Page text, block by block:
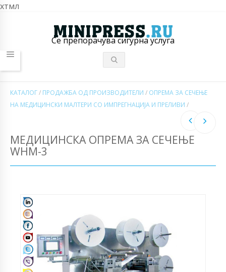
хтмл
Се препорачува сигурна услуга
КАТАЛОГ/ ПРОДАЖБА ОД ПРОИЗВОДИТЕЛИ / ОПРЕМА ЗА СЕЧЕЊЕ
НА МЕДИЦИНСКИ МАЛТЕРИ СО ИМПРЕГНАЦИЈА И ПРЕЛИВИ /
МЕДИЦИНСКА ОПРЕМА ЗА СЕЧЕЊЕ
WHM-3